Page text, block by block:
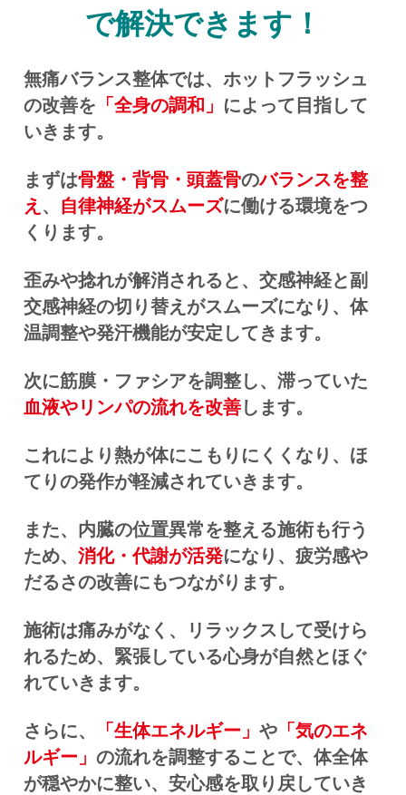
で解決できます！
無痛バランス整体では、ホットフラッシュ
の改善を 「全身の調和」 によって目指して
いきます。
まずは骨盤・背骨・頭蓋骨のバランスを整
え 、 自律神経がスムーズに働ける環境をつ
くります。
歪みや捻れが解消されると、交感神経と副
交感神経の切り替えがスムーズになり、体
温調整や発汗機能が安定してきます。
次に筋膜・ファシアを調整し、滞っていた
血液やリンパの流れを改善します。
これにより熱が体にこもりにくくなり、ほ
てりの発作が軽減されていきます。
また、内臓の位置異常を整える施術も行う
ため、 消化・代謝が活発になり、疲労感や
だるさの改善にもつながります。
施術は痛みがなく、リラックスして受けら
れるため、緊張している心身が自然とほぐ
れていきます。
さらに、 「生体エネルギー」 や 「気のエネ
ルギー」 の流れを調整することで、体全体
が穏やかに整い、安心感を取り戻していき